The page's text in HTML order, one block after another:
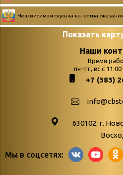
Независимая оценка качества
Показать
Страницы
podvedenie-itogov-festivalya-
paskhalnaya-palitra
Библионочь – как ярмарка
Наши
Время
пн-пт, вс с
+7 (383)
630102. г.
Мы в соцсетях: